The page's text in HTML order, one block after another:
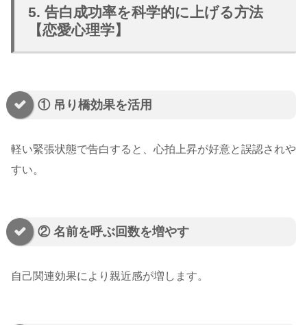
5. 告白成功率を科学的に上げる方法
【恋愛心理学】
① 吊り橋効果を活用
軽い緊張状態で告白すると、心拍上昇が好意と誤認されや
すい。
② 名前を呼ぶ回数を増やす
自己関連効果により親近感が増します。